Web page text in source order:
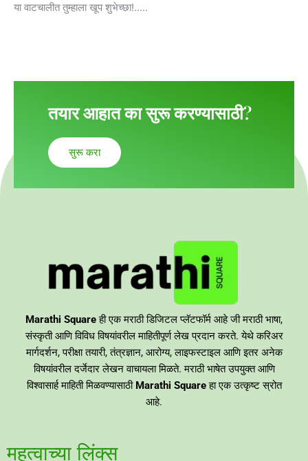
या वाटचालीत तुम्हाला खूप शुभेच्छा!…..
तयार आहात का सुरू करण्यासाठी?
सुरू करा
Marathi Squareही एक मराठी डिजिटल प्लॅटफॉर्म आहे जी मराठी भाषा,
संस्कृती आणि विविध विषयांवरील माहितीपूर्ण लेख प्रदान करते. येथे करिअर
मार्गदर्शन, परीक्षा तयारी, तंत्रज्ञान, आरोग्य, लाइफस्टाइल आणि इतर अनेक
विषयांवरील दर्जेदार लेखन वाचायला मिळते. मराठी भाषेत उपयुक्त आणि
विश्वासार्ह माहिती मिळवण्यासाठी Marathi Squareहा एक उत्कृष्ट स्रोत
आहे.
महत्वाच्या लिंक्स